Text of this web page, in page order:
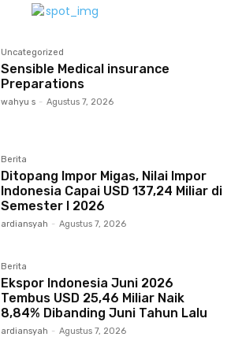
Uncategorized
Sensible Medical insurance
Preparations
wahyu s - Agustus 7, 2026
Berita
Ditopang Impor Migas, Nilai Impor
Indonesia Capai USD 137,24 Miliar di
Semester I 2026
ardiansyah - Agustus 7, 2026
Berita
Ekspor Indonesia Juni 2026
Tembus USD 25,46 Miliar Naik
8,84% Dibanding Juni Tahun Lalu
ardiansyah - Agustus 7, 2026